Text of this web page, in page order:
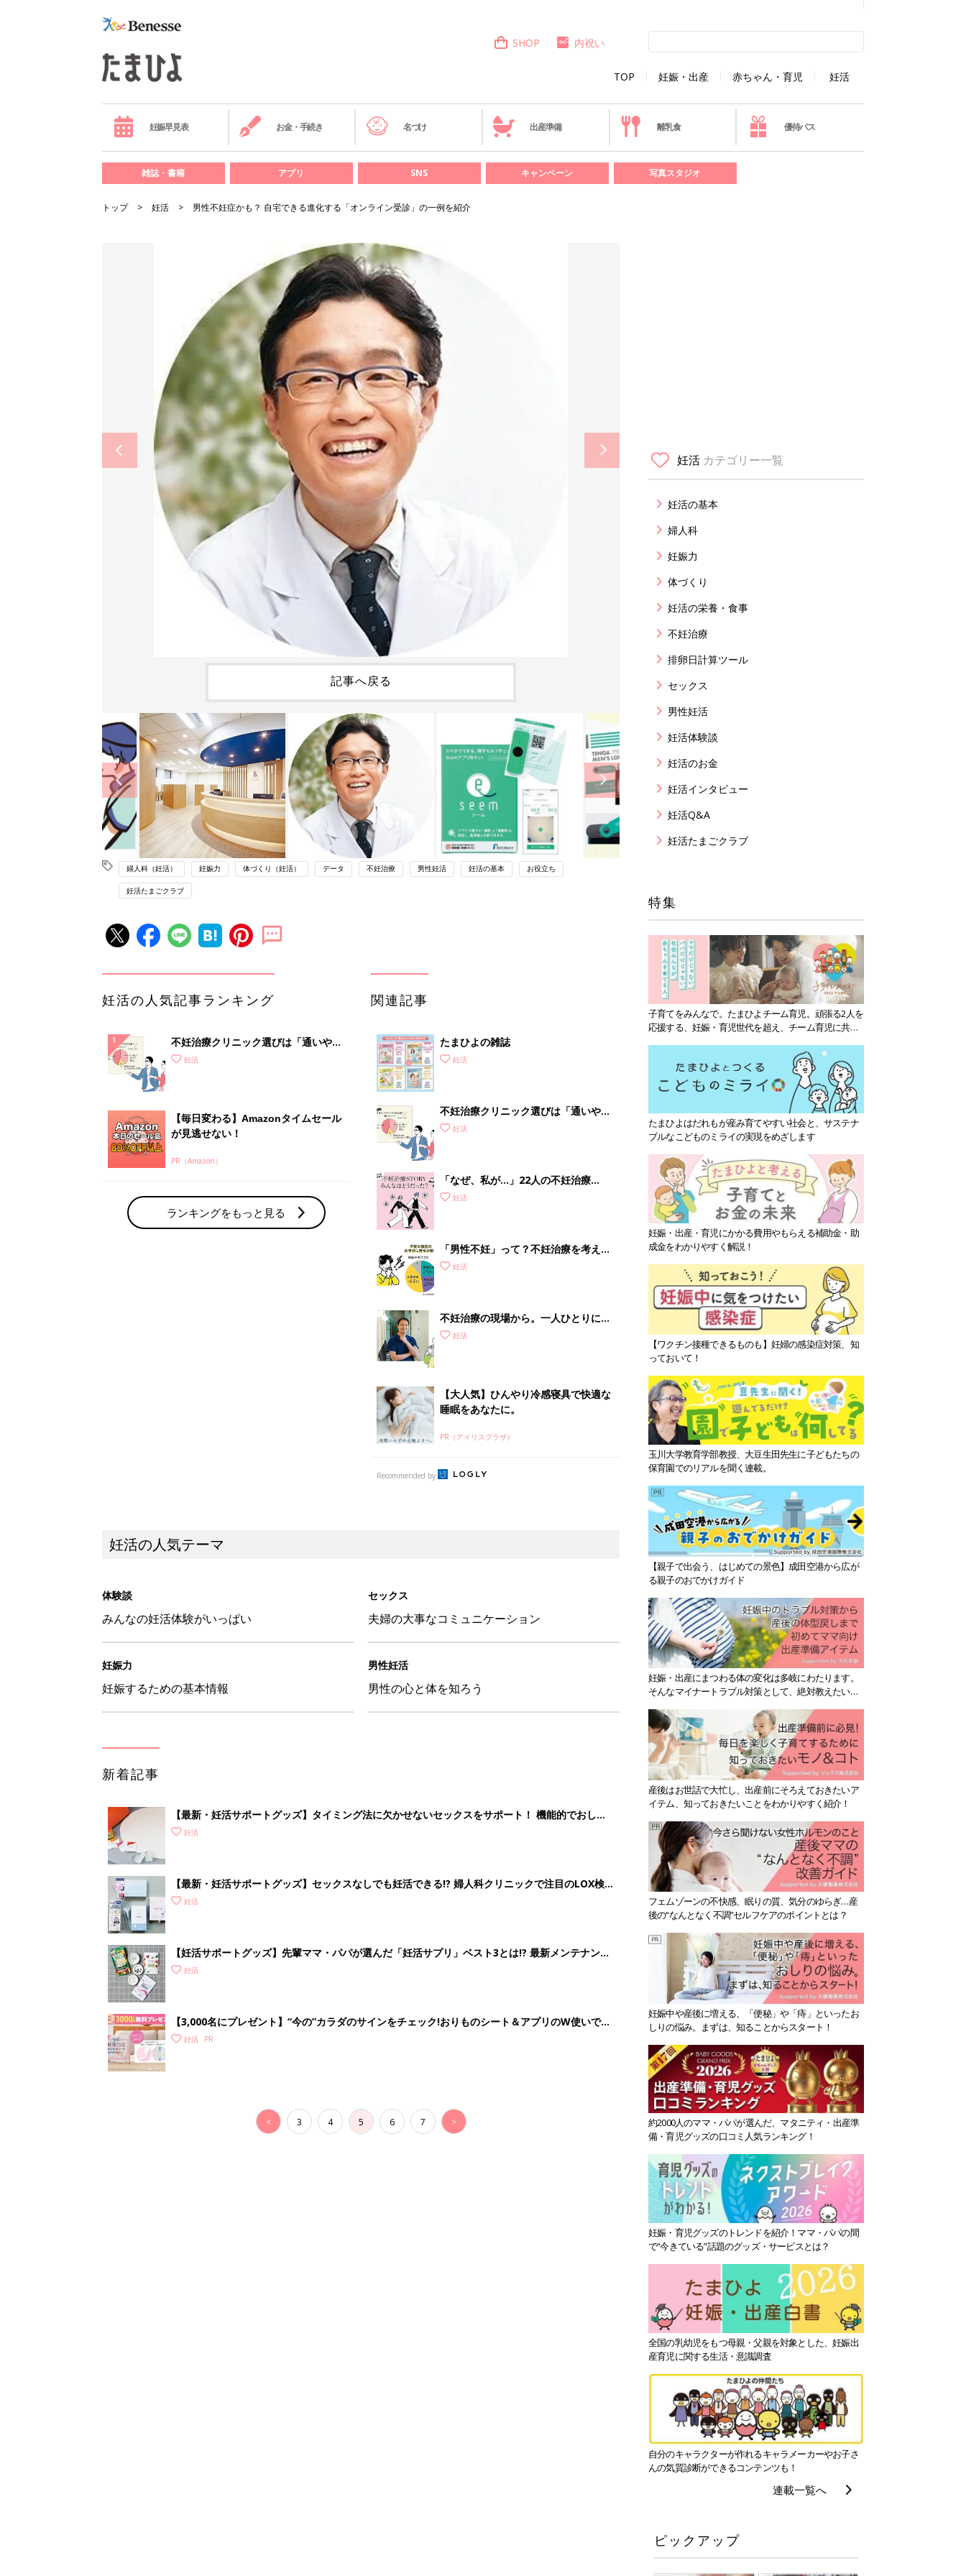
TOP 妊娠・出産 赤ちゃん・育児 妊活
SHOP 内祝い
妊娠早見表 お金・手続き 名づけ 出産準備 離乳食 優待パス
雑誌・書籍 アプリ SNS キャンペーン 写真スタジオ
トップ 妊活 男性不妊症かも？ 自宅できる進化する「オンライン受診」の一例を紹介
記事へ戻る
婦人科（妊活） 妊娠力 体づくり（妊活） データ 不妊治療 男性妊活 妊活の基本 お役立ち
妊活たまごクラブ
妊活の人気記事ランキング
不妊治療クリニック選びは「通いやす
さ」が大切！選び方、重要3カ条っ
妊活
【毎日変わる】Amazonタイムセール
が見逃せない！
PR（Amazon）
ランキングをもっと見る
関連記事
たまひよの雑誌
妊活
不妊治療クリニック選びは「通いやす
さ」が大切！選び方、重要3カ条っ
妊活
「なぜ、私が…」22人の不妊治療
STORY。不妊治療は、大変だったこ
妊活
「男性不妊」って？不妊治療を考える
前に、あなたの男性機能をチェック！
妊活
不妊治療の現場から。一人ひとりに合
った「オーダーメイドの不妊治療」っ
妊活
【大人気】ひんやり冷感寝具で快適な
睡眠をあなたに。
PR（アイリスプラザ）
Recommended by
妊活の人気テーマ
体験談
みんなの妊活体験がいっぱい
セックス
夫婦の大事なコミュニケーション
妊娠力
妊娠するための基本情報
男性妊活
男性の心と体を知ろう
新着記事
【最新・妊活サポートグッズ】タイミング法に欠かせないセックスをサポート！ 機能的でおしゃ
れな“ラブグッズ”を紹介
妊活
【最新・妊活サポートグッズ】セックスなしでも妊活できる!? 婦人科クリニックで注目のLOX検
査が自宅でできる!? 驚きグッズ続々
妊活
【妊活サポートグッズ】先輩ママ・パパが選んだ「妊活サプリ」ベスト3とは!? 最新メンテナンス
グッズも
妊活
【3,000名にプレゼント】“今の”カラダのサインをチェック!おりものシート＆アプリのW使いでス
ムーズに予測
妊活
< 3 4 5 6 7 >
妊活 カテゴリー一覧
妊活の基本
婦人科
妊娠力
体づくり
妊活の栄養・食事
不妊治療
排卵日計算ツール
セックス
男性妊活
妊活体験談
妊活のお金
妊活インタビュー
妊活Q&A
妊活たまごクラブ
特集
子育てをみんなで。たまひよチーム育児。頑張る2人を
応援する、妊娠・育児世代を超え、チーム育児に共感
たまひよはだれもが産み育てやすい社会と、サステナ
ブルなこどものミライの実現をめざします
妊娠・出産・育児にかかる費用やもらえる補助金・助
成金をわかりやすく解説！
【ワクチン接種できるものも】妊婦の感染症対策、知
っておいて！
玉川大学教育学部教授、大豆生田先生に子どもたちの
保育園でのリアルを聞く連載。
【親子で出会う、はじめての景色】成田空港から広が
る親子のおでかけガイド
妊娠・出産にまつわる体の変化は多岐にわたります。
そんなマイナートラブル対策として、絶対教えたい！
産後はお世話で大忙し、出産前にそろえておきたいア
イテム、知っておきたいことをわかりやすく紹介！
フェムゾーンの不快感、眠りの質、気分のゆらぎ…産
後の“なんとなく不調”セルフケアのポイントとは？
妊娠中や産後に増える、「便秘」や「痔」といったお
しりの悩み。まずは、知ることからスタート！
約2000人のママ・パパが選んだ、マタニティ・出産準
備・育児グッズの口コミ人気ランキング！
妊娠・育児グッズのトレンドを紹介！ママ・パパの間
で“今きている”話題のグッズ・サービスとは？
全国の乳幼児をもつ母親・父親を対象とした、妊娠出
産育児に関する生活・意識調査
自分のキャラクターが作れるキャラメーカーやお子さ
んの気質診断ができるコンテンツも！
連載一覧へ
ピックアップ